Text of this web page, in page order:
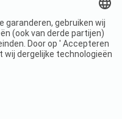
Voorwaarden